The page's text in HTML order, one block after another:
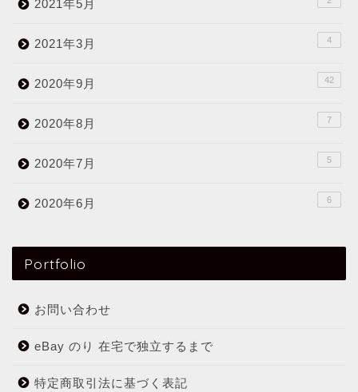
2021年5月
2021年3月 4
2020年9月 42
2020年8月 7
2020年7月 5
2020年6月 6
Portfolio
お問い合わせ
eBay のり 在宅で独立するまで
特定商取引法に基づく表記